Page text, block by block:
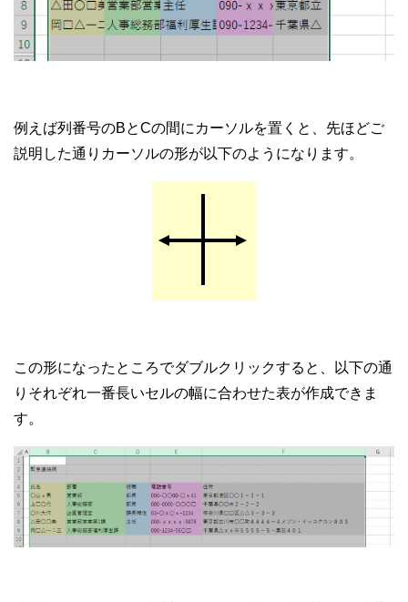
例えば列番号のBとCの間にカーソルを置くと、先ほどご
説明した通りカーソルの形が以下のようになります。
この形になったところでダブルクリックすると、以下の通
りそれぞれ一番長いセルの幅に合わせた表が作成できま
す。